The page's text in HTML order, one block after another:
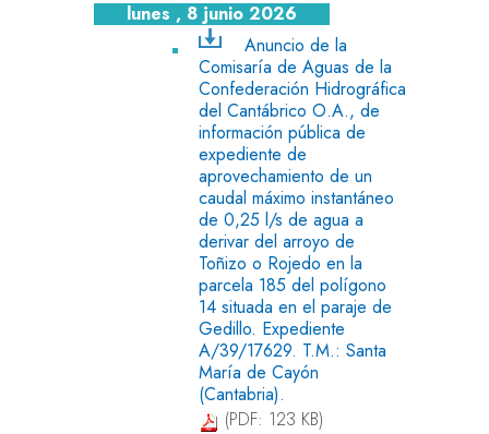
lunes , 8 junio 2026
Anuncio de la
Comisaría de Aguas de la
Confederación Hidrográfica
del Cantábrico O.A., de
información pública de
expediente de
aprovechamiento de un
caudal máximo instantáneo
de 0,25 l/s de agua a
derivar del arroyo de
Toñizo o Rojedo en la
parcela 185 del polígono
14 situada en el paraje de
Gedillo. Expediente
A/39/17629. T.M.: Santa
María de Cayón
(Cantabria).
(PDF: 123 KB)